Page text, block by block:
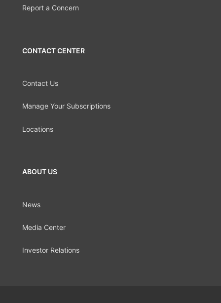
Report a Concern
CONTACT CENTER
Contact Us
Manage Your Subscriptions
Locations
ABOUT US
News
Media Center
Investor Relations